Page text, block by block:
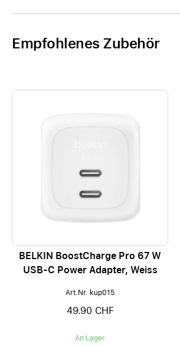
Empfohlenes Zubehör
BELKIN BoostCharge Pro 67 W
USB-C Power Adapter, Weiss
Art.Nr. kup015
49.90 CHF
An Lager